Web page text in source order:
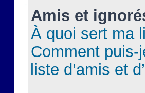
Amis et
À quoi sert ma
Comment
liste d’amis et